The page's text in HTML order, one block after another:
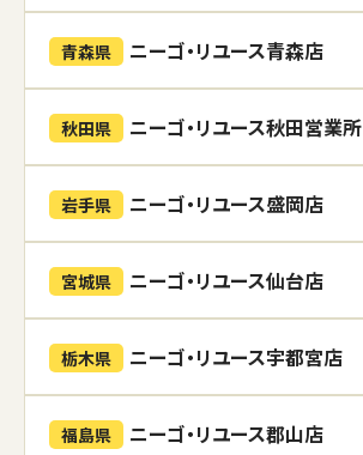
青森県 ニーゴ・リユース青森店
秋田県 ニーゴ・リユース秋田営業所
岩手県 ニーゴ・リユース盛岡店
宮城県 ニーゴ・リユース仙台店
栃木県 ニーゴ・リユース宇都宮店
福島県 ニーゴ・リユース郡山店